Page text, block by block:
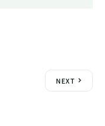
NEXT